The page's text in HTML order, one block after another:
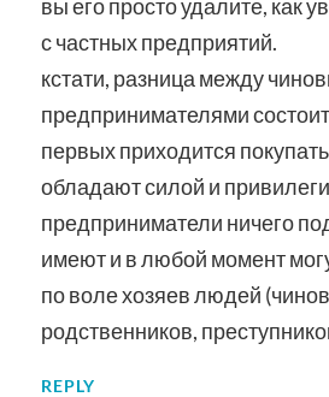
вы его просто удалите, как
с частных предприятий.
кстати, разница между
предпринимателями
первых приходится
обладают силой и
предприниматели ничего
имеют и в любой момент
по воле хозяев людей
родственников,
REPLY